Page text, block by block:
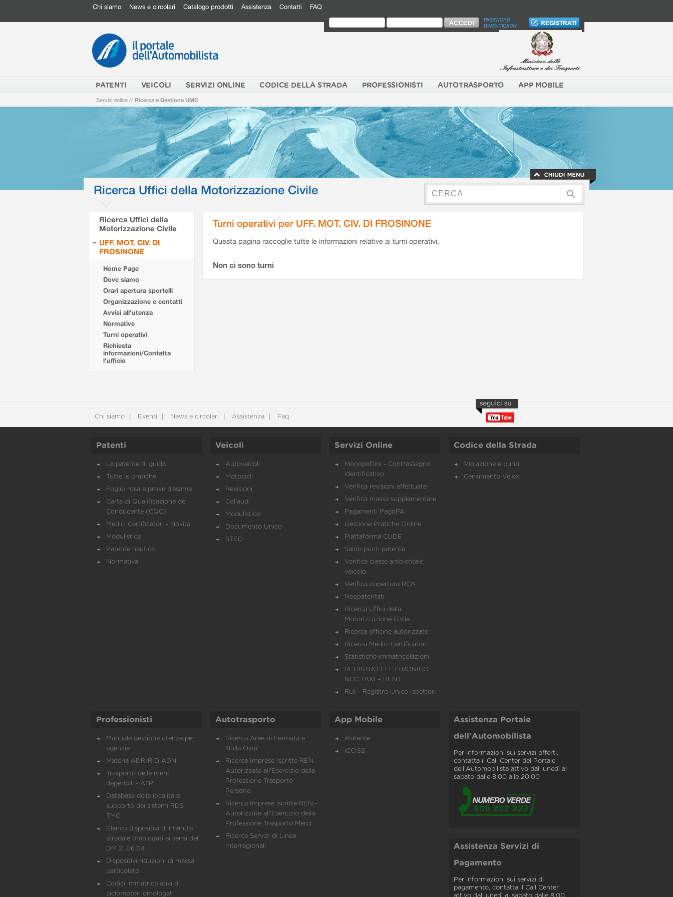
Chi siamo News e circolari Catalogo prodotti Assistenza Contatti FAQ
PASSWORD
DIMENTICATA?
PATENTI VEICOLI SERVIZI ONLINE CODICE DELLA STRADA PROFESSIONISTI AUTOTRASPORTO APP MOBILE
Servizi online // Ricerca e Gestione UMC
Ricerca Uffici della Motorizzazione Civile
Ricerca Uffici della
Motorizzazione Civile
UFF. MOT. CIV. DI
FROSINONE
Home Page
Dove siamo
Orari apertura sportelli
Organizzazione e contatti
Avvisi all'utenza
Normative
Turni operativi
Richiesta
informazioni/Contatta
l'ufficio
Turni operativi per UFF. MOT. CIV. DI FROSINONE
Questa pagina raccoglie tutte le informazioni relative ai turni operativi.
Non ci sono turni
Chi siamo Eventi News e circolari Assistenza Faq
Patenti
La patente di guida
Tutte le pratiche
Foglio rosa e prove d’esame
Carta di Qualificazione del
Conducente (CQC)
Medici Certificatori - Novità
Modulistica
Patente nautica
Normativa
Veicoli
Autoveicoli
Motocicli
Revisioni
Collaudi
Modulistica
Documento Unico
STED
Servizi Online
Monopattini - Contrassegno
identificativo
Verifica revisioni effettuate
Verifica massa supplementare
Pagamenti PagoPA
Gestione Pratiche Online
Piattaforma CUDE
Saldo punti patente
Verifica classe ambientale
veicolo
Verifica copertura RCA
Neopatentati
Ricerca Uffici della
Motorizzazione Civile
Ricerca officine autorizzate
Ricerca Medici Certificatori
Statistiche immatricolazioni
REGISTRO ELETTRONICO
NCC TAXI – RENT
RUI - Registro Unico Ispettori
Codice della Strada
Violazione e punti
Censimento Velox
Professionisti
Manuale gestione utenze per
agenzie
Materia ADR-RID-ADN
Trasporto delle merci
deperibili - ATP
Database delle località a
supporto dei sistemi RDS
TMC
Elenco dispositivi di ritenuta
stradale omologati ai sensi del
DM 21.06.04
Dispositivi riduzioni di massa
particolato
Codici immatricolativi di
ciclomotori omologati
Autotrasporto
Ricerca Aree di Fermata e
Nulla Osta
Ricerca Imprese Iscritte REN -
Autorizzate all'Esercizio della
Professione Trasporto
Persone
Ricerca Imprese iscritte REN -
Autorizzate all'Esercizio della
Professione Trasporto Merci
Ricerca Servizi di Linea
Interregionali
App Mobile
iPatente
iCCISS
Assistenza Portale
dell'Automobilista
Per informazioni sui servizi offerti,
contatta il Call Center del Portale
dell'Automobilista attivo dal lunedì al
sabato dalle 8.00 alle 20.00
Assistenza Servizi di
Pagamento
Per informazioni sui servizi di
pagamento, contatta il Call Center